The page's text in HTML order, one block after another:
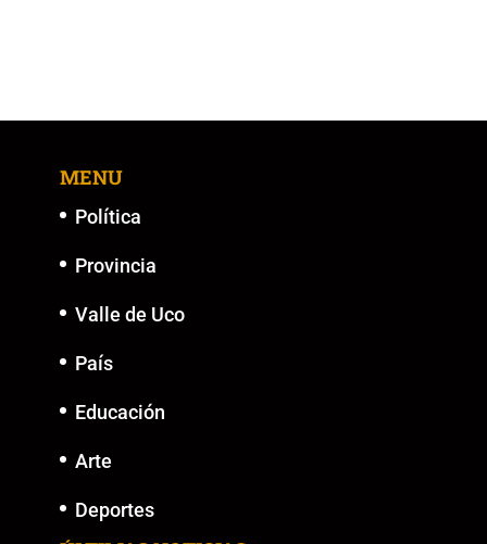
b
o
k
A Li n
MENU
Política
Provincia
Valle de Uco
País
Educación
Arte
Deportes